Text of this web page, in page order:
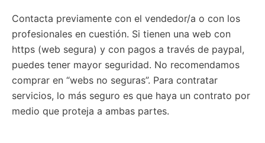
Contacta previamente con el vendedor/a o con los
profesionales en cuestión. Si tienen una web con
https (web segura) y con pagos a través de paypal,
puedes tener mayor seguridad. No recomendamos
comprar en “webs no seguras”. Para contratar
servicios, lo más seguro es que haya un contrato por
medio que proteja a ambas partes.